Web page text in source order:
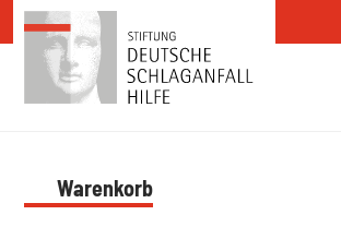
Zum Inhalt springen
Warenkorb